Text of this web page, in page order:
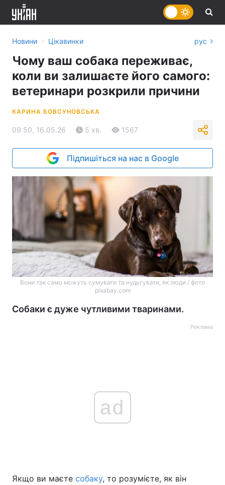
Новини › Цікавинки рус
Чому ваш собака переживає,
коли ви залишаєте його самого:
ветеринари розкрили причини
КАРИНА БОВСУНОВСЬКА
09:50, 16.05.26 5 хв. 1567
Підпишіться на нас в Google
Вони так само можуть сумувати та нудьгувати, як люди / фото
pixabay.com
Собаки є дуже чутливими тваринами.
Реклама
ad
Якщо ви маєте собаку, то розумієте, як він